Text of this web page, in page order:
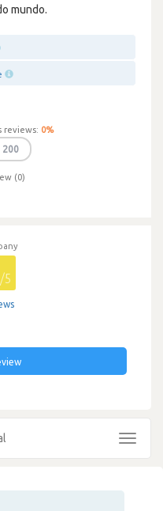
mundo.
reviews: 0%
200
(0)
/5
Toggle